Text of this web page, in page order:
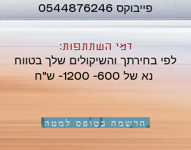
פייבוקס 0544876246
דמי השתתפות:
לפי בחירתך והשיקולים שלך בטווח
נא של 600- 1200
הרשמה בטופס למטה